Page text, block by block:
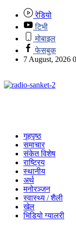
रेडियो
टिभी
मोबाइल
फेसबुक
7 August, 2026
गृहपृष्ठ
समाचार
संकेत विशेष
राष्ट्रिय
स्थानीय
अर्थ
मनोरञ्जन
स्वास्थ्य / शैली
खेल
भिडियो ग्यालरी